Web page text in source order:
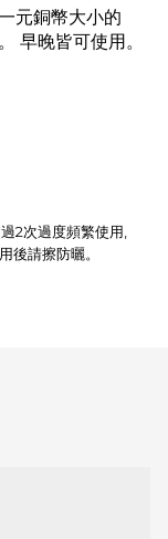
元銅幣大小的
早晚皆可使用。
2次過度頻繁使用,
後請擦防曬。